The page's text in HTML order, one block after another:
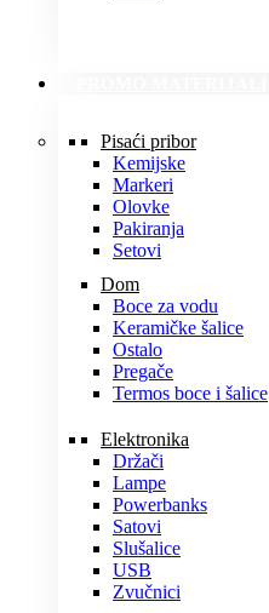
Pisaći pribor
Kemijske
Markeri
Olovke
Pakiranja
Setovi
Dom
Boce za vodu
Keramičke šalice
Ostalo
Pregače
Termos boce i šalice
Elektronika
Držači
Lampe
Powerbanks
Satovi
Slušalice
USB
Zvučnici